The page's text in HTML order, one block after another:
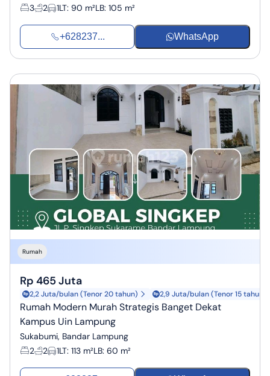
3
2 1LT: 90 m²LB: 105 m²
+628237... WhatsApp
Rumah
Rp 465 Juta
2,2 Juta/bulan (Tenor 20 tahun) 2,9 Juta/bulan (Tenor 15 tahun)
Rumah Modern Murah Strategis Banget Dekat
Kampus Uin Lampung
Sukabumi, Bandar Lampung
2
2 1LT: 113 m²LB: 60 m²